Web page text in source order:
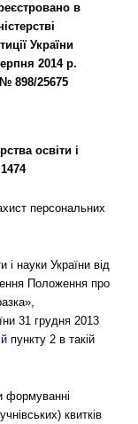
в
України
2014 р.
898/25675
освіти і
персональних
і науки України від
Положення про
31 грудня 2013
пункту 2 в такій
формуванні
квитків